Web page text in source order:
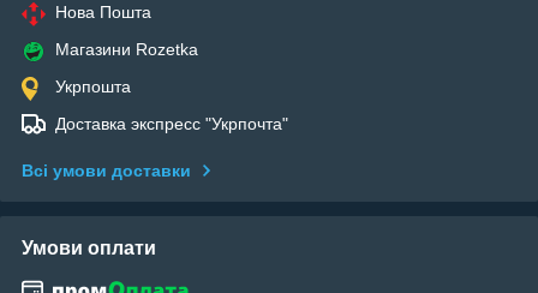
Нова Пошта
Магазини Rozetka
Укрпошта
Доставка экспресс "Укрпочта"
Всі умови доставки
Умови оплати